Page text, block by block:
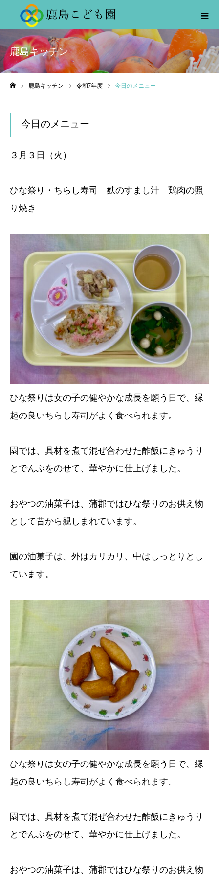
鹿島キッチン
鹿島キッチン 令和7年度 今日のメニュー
今日のメニュー
３月３日（火）
ひな祭り・ちらし寿司 麩のすまし汁 鶏肉の照
り焼き
ひな祭りは女の子の健やかな成長を願う日で、縁
起の良いちらし寿司がよく食べられます。
園では、具材を煮て混ぜ合わせた酢飯にきゅうり
とでんぶをのせて、華やかに仕上げました。
おやつの油菓子は、蒲郡ではひな祭りのお供え物
として昔から親しまれています。
園の油菓子は、外はカリカリ、中はしっとりとし
ています。
ひな祭りは女の子の健やかな成長を願う日で、縁
起の良いちらし寿司がよく食べられます。
園では、具材を煮て混ぜ合わせた酢飯にきゅうり
とでんぶをのせて、華やかに仕上げました。
おやつの油菓子は、蒲郡ではひな祭りのお供え物